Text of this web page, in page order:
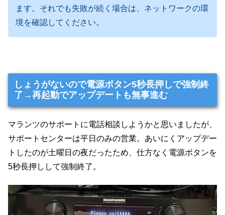
ます。それでも失敗が続く場合は、ネットワークの環
境を確認してください。
しょうがないので電源ボタン5秒長押しで強制終
了→再起動でアップデートも無事進む
マランツのサポートに電話相談しようかと思いましたが、
サポートセンターは平日のみの営業。あいにくアップデー
トしたのが土曜日の夜だったため、仕方なく電源ボタンを
5秒長押しして強制終了。